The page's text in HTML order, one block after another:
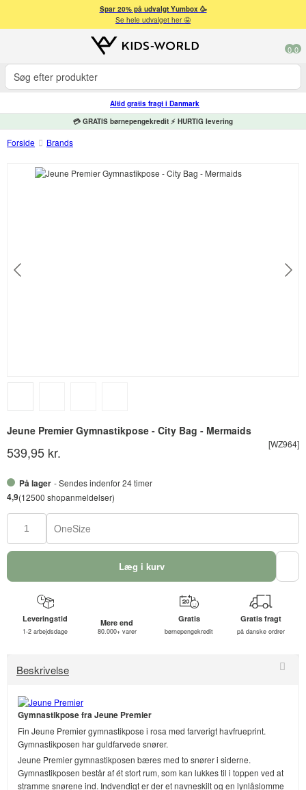
Spar 20% på udvalgt Yumbox 🥳
Se hele udvalget her 🤩
0 0
Altid gratis fragt i Danmark
💳 GRATIS børnepengekredit ⚡ HURTIG levering
Forside Brands
Jeune Premier Gymnastikpose - City Bag - Mermaids
[WZ964]
539,95 kr.
På lager - Sendes indenfor 24 timer
4,9(12500 shopanmeldelser)
OneSize
Læg i kurv
Leveringstid
1-2 arbejdsdage
Mere end
80.000+ varer
Gratis
børnepengekredit
Gratis fragt
på danske ordrer
Beskrivelse
Gymnastikpose fra Jeune Premier
Fin Jeune Premier gymnastikpose i rosa med farverigt havfrueprint.
Gymnastikposen har guldfarvede snører.
Jeune Premier gymnastikposen bæres med to snører i siderne.
Gymnastikposen består af ét stort rum, som kan lukkes til i toppen ved at
stramme snørene ind. Indvendigt er der et navneskilt og en lynlåslomme